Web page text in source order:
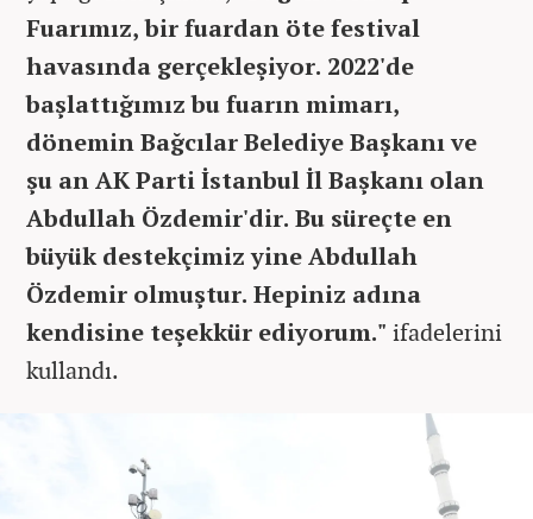
Fuarımız, bir fuardan öte festival
havasında gerçekleşiyor. 2022'de
başlattığımız bu fuarın mimarı,
dönemin Bağcılar Belediye Başkanı ve
şu an AK Parti İstanbul İl Başkanı olan
Abdullah Özdemir'dir. Bu süreçte en
büyük destekçimiz yine Abdullah
Özdemir olmuştur. Hepiniz adına
kendisine teşekkür ediyorum." ifadelerini
kullandı.